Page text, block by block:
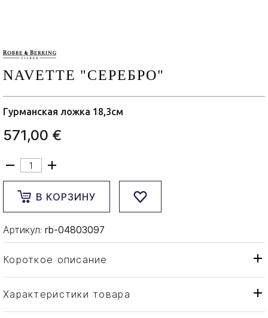
NAVETTE "СЕРЕБРО"
Гурманская ложка 18,3см
571,00 €
В КОРЗИНУ
Артикул: rb-04803097
Короткое описание
Характеристики товара
Тип товара
Ложка